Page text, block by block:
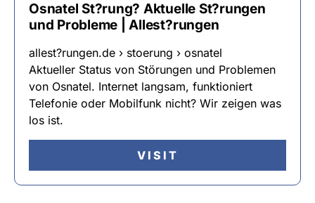
Osnatel St?rung? Aktuelle St?rungen
und Probleme | Allest?rungen
allest?rungen.de › stoerung › osnatel
Aktueller Status von Störungen und Problemen
von Osnatel. Internet langsam, funktioniert
Telefonie oder Mobilfunk nicht? Wir zeigen was
los ist.
VISIT